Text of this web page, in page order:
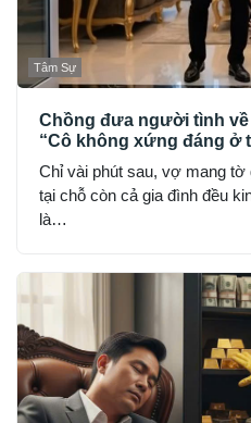
Tâm Sự
Chồng đưa người tình về
“Cô không xứng đáng ở
Chỉ vài phút sau, vợ mang tờ
tại chỗ còn cả gia đình đều
là…